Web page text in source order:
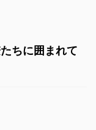
ちに囲まれて